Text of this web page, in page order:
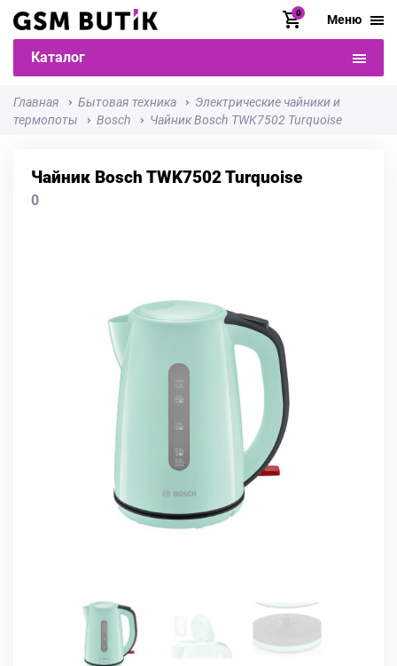
0 Меню
Каталог
Главная Бытовая техника
Электрические чайники и
термопоты
Bosch Чайник Bosch TWK7502 Turquoise
Чайник Bosch TWK7502 Turquoise
0